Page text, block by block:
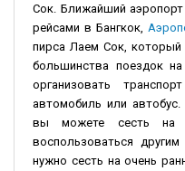
Сок. Ближайший
рейсами в Бангкок,
пирса Лаем Сок, который
большинства поездок
организовать
автомобиль или
вы можете сесть на
воспользоваться
нужно сесть на очень